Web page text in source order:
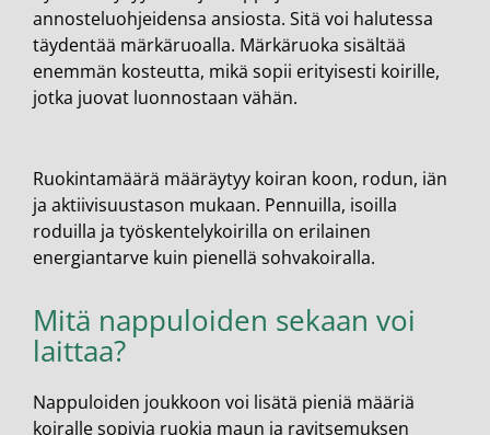
annosteluohjeidensa ansiosta. Sitä voi halutessa
täydentää märkäruoalla. Märkäruoka sisältää
enemmän kosteutta, mikä sopii erityisesti koirille,
jotka juovat luonnostaan vähän.
Ruokintamäärä määräytyy koiran koon, rodun, iän
ja aktiivisuustason mukaan. Pennuilla, isoilla
roduilla ja työskentelykoirilla on erilainen
energiantarve kuin pienellä sohvakoiralla.
Mitä nappuloiden sekaan voi
laittaa?
Nappuloiden joukkoon voi lisätä pieniä määriä
koiralle sopivia ruokia maun ja ravitsemuksen